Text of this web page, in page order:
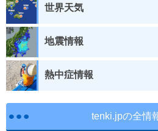
世界天気
地震情報
熱中症情報
tenki.jpの全情